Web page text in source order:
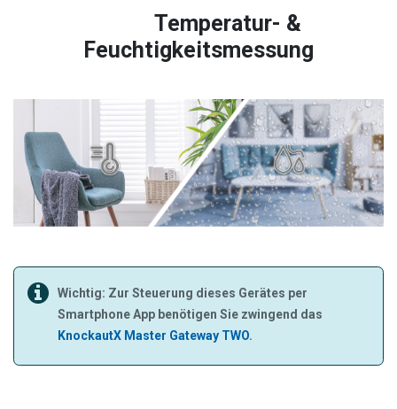
Temperatur- &
Feuchtigkeitsmessung
Wichtig: Zur Steuerung dieses Gerätes per
Smartphone App benötigen Sie zwingend das
KnockautX Master Gateway TWO.